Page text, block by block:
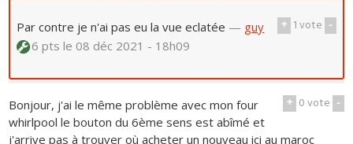
+ 1vote -
Par contre je n'ai pas eu la vue eclatée — guy
6 ptsle 08 déc 2021 - 18h09
+ 0vote -
Bonjour, j'ai le même problème avec mon four
whirlpool le bouton du 6ème sens est abîmé et
j'arrive pas à trouver où acheter un nouveau ici au maroc